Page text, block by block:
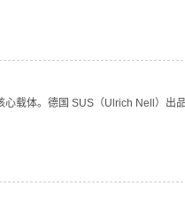
载体。德国 SUS（Ulrich Nell）出